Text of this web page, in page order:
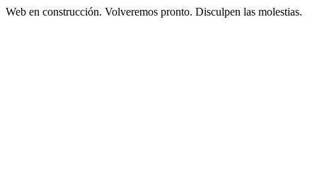
Web en construcción. Volveremos pronto. Disculpen las molestias.